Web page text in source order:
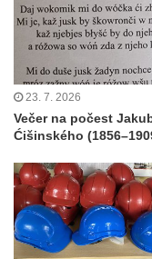
23. 7. 2026
Večer na počest
Ćišinského